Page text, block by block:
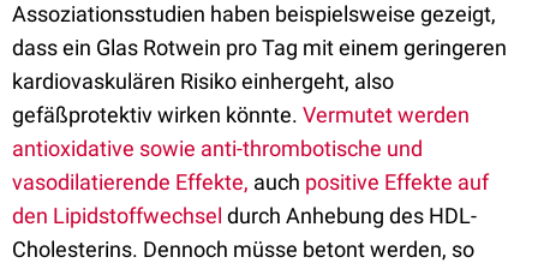
Assoziationsstudien haben beispielsweise gezeigt,
dass ein Glas Rotwein pro Tag mit einem geringeren
kardiovaskulären Risiko einhergeht, also
gefäßprotektiv wirken könnte. Vermutet werden
antioxidative sowie anti-thrombotische und
vasodilatierende Effekte, auch positive Effekte auf
den Lipidstoffwechsel durch Anhebung des HDL-
Cholesterins. Dennoch müsse betont werden, so